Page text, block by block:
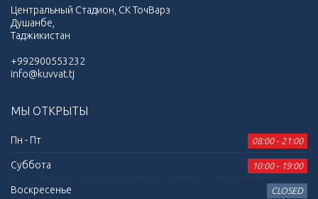
Центральный Стадион, СК ТочВарз
Душанбе,
Таджикистан
+992900553232
info@kuvvat.tj
МЫ ОТКРЫТЫ
Пн - Пт 08:00 - 21:00
Суббота 10:00 - 19:00
Воскресенье CLOSED